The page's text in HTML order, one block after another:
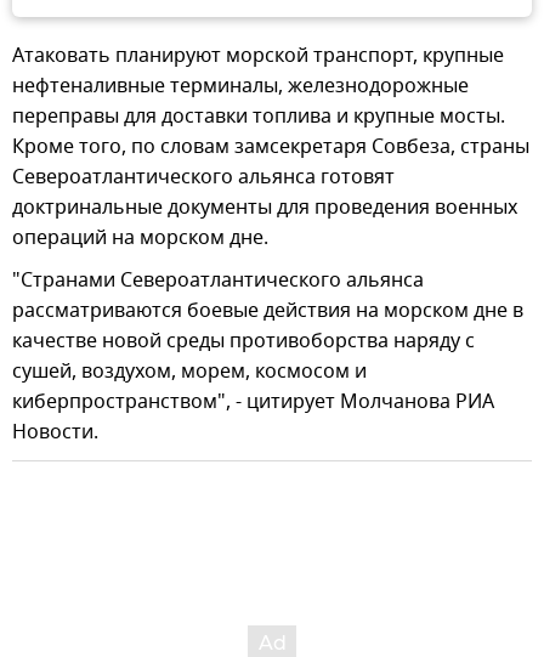
Атаковать планируют морской транспорт, крупные
нефтеналивные терминалы, железнодорожные
переправы для доставки топлива и крупные мосты.
Кроме того, по словам замсекретаря Совбеза, страны
Североатлантического альянса готовят
доктринальные документы для проведения военных
операций на морском дне.
"Странами Североатлантического альянса
рассматриваются боевые действия на морском дне в
качестве новой среды противоборства наряду с
сушей, воздухом, морем, космосом и
киберпространством", - цитирует Молчанова РИА
Новости.